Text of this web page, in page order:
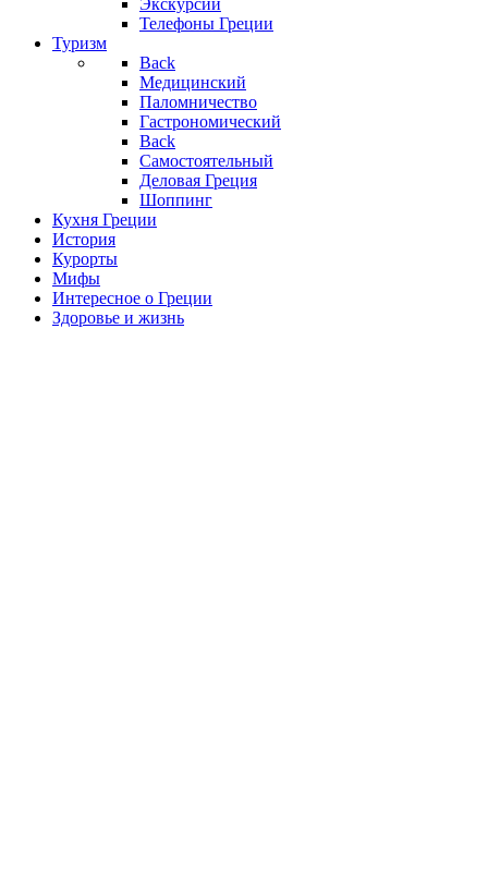
Телефоны Греции
Туризм
Back
Медицинский
Паломничество
Гастрономический
Back
Самостоятельный
Деловая Греция
Шоппинг
Кухня Греции
История
Курорты
Мифы
Интересное о Греции
Здоровье и жизнь